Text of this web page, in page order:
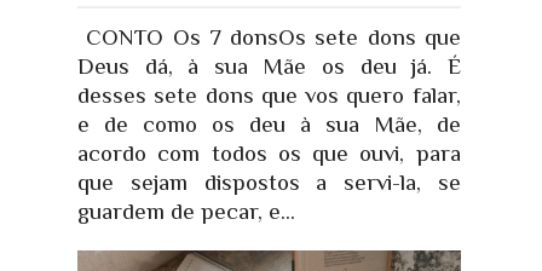
CONTO Os 7 donsOs sete dons que
Deus dá, à sua Mãe os deu já. É
desses sete dons que vos quero falar,
e de como os deu à sua Mãe, de
acordo com todos os que ouvi, para
que sejam dispostos a servi-la, se
guardem de pecar, e...